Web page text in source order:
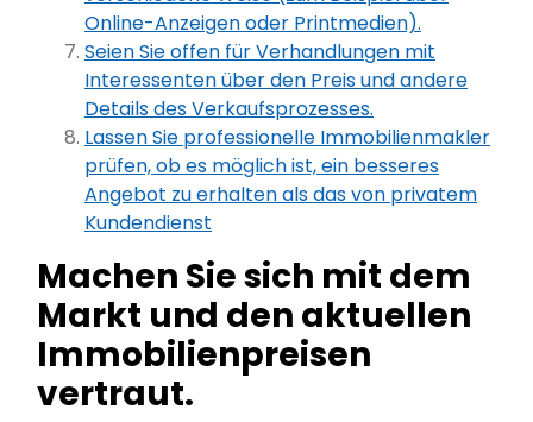
Online-Anzeigen oder Printmedien).
Seien Sie offen für Verhandlungen mit
Interessenten über den Preis und andere
Details des Verkaufsprozesses.
Lassen Sie professionelle Immobilienmakler
prüfen, ob es möglich ist, ein besseres
Angebot zu erhalten als das von privatem
Kundendienst
Machen Sie sich mit dem
Markt und den aktuellen
Immobilienpreisen
vertraut.